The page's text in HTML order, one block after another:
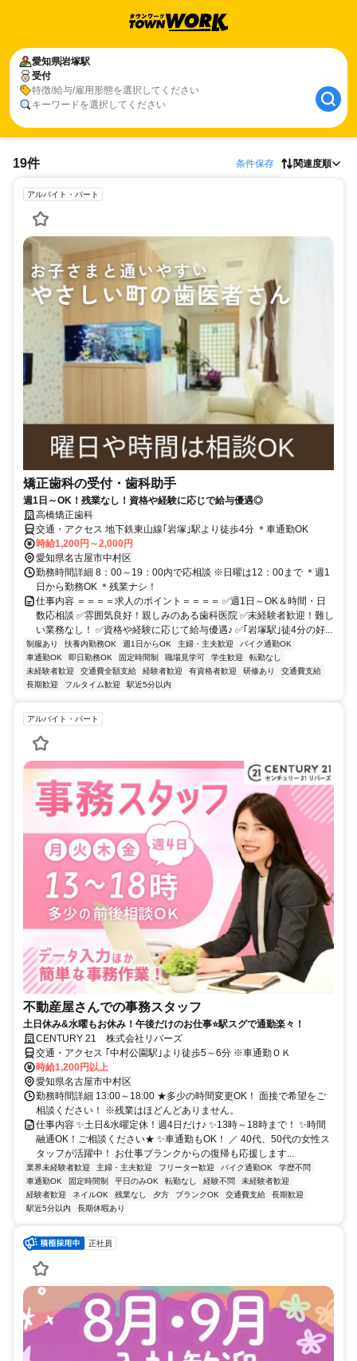
愛知県岩塚駅
受付
特徴/給与/雇用形態を選択してください
キーワードを選択してください
19件 条件保存 関連度順
アルバイト・パート
矯正歯科の受付・歯科助手
週1日～OK！残業なし！資格や経験に応じで給与優遇◎
高橋矯正歯科
交通・アクセス 地下鉄東山線｢岩塚｣駅より徒歩4分 ＊車通勤OK
時給1,200円～2,000円
愛知県名古屋市中村区
勤務時間詳細 8：00～19：00内で応相談 ※日曜は12：00まで ＊週1
日から勤務OK ＊残業ナシ！
仕事内容 ＝＝＝＝求人のポイント＝＝＝＝ ✅週1日～OK＆時間・日
数応相談 ✅雰囲気良好！親しみのある歯科医院 ✅未経験者歓迎！難し
い業務なし！ ✅資格や経験に応じて給与優遇♪ ✅｢岩塚駅｣徒4分の好...
制服あり 扶養内勤務OK 週1日からOK 主婦・主夫歓迎
バイク通勤OK
車通勤OK
即日勤務OK 固定時間制 職場見学可 学生歓迎
転勤なし
未経験者歓迎
交通費全額支給 経験者歓迎 有資格者歓迎 研修あり
交通費支給
長期歓迎
フルタイム歓迎 駅近5分以内
アルバイト・パート
不動産屋さんでの事務スタッフ
土日休み&水曜もお休み！午後だけのお仕事⭐駅スグで通勤楽々！
CENTURY 21 株式会社リバーズ
交通・アクセス ｢中村公園駅｣より徒歩5～6分 ※車通勤ＯＫ
時給1,200円以上
愛知県名古屋市中村区
勤務時間詳細 13:00～18:00 ★多少の時間変更OK！ 面接で希望をご
相談ください！ ※残業はほどんどありません。
仕事内容 ✨土日&水曜定休！週4日だけ♪ ✨13時～18時まで！ ✨時間
融通OK！ご相談ください★ ✨車通勤もOK！ ／ 40代、50代の女性ス
タッフが活躍中！ お仕事ブランクからの復帰も応援します...
業界未経験者歓迎 主婦・主夫歓迎 フリーター歓迎 バイク通勤OK
学歴不問
車通勤OK
固定時間制 平日のみOK 転勤なし 経験不問
未経験者歓迎
経験者歓迎
ネイルOK 残業なし 夕方 ブランクOK 交通費支給
長期歓迎
駅近5分以内
長期休暇あり
正社員